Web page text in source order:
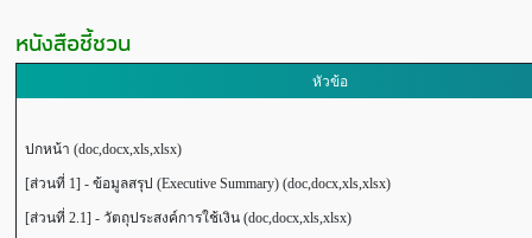
หนังสือชี้ชวน
หัวข้อ
ปกหน้า (doc,docx,xls,xlsx)
[ส่วนที่ 1] - ข้อมูลสรุป (Executive Summary) (doc,docx,xls,xlsx)
[ส่วนที่ 2.1] - วัตถุประสงค์การใช้เงิน (doc,docx,xls,xlsx)